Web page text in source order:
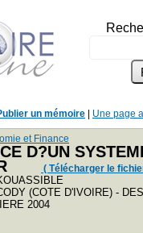
un mémoire Une page
et Finance
D?UN
( Télécharger le
(COTE D'IVOIRE) -
2004